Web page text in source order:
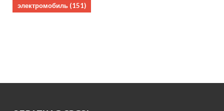
электромобиль (151)